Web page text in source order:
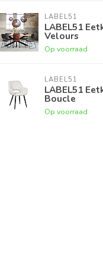
LABEL51
LABEL51
Velours
Op voorraad
LABEL51
LABEL51
Boucle
Op voorraad